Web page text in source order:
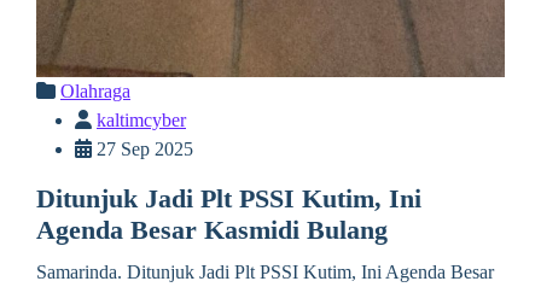
Olahraga
kaltimcyber
27 Sep 2025
Ditunjuk Jadi Plt PSSI Kutim, Ini
Agenda Besar Kasmidi Bulang
Samarinda. Ditunjuk Jadi Plt PSSI Kutim, Ini Agenda Besar